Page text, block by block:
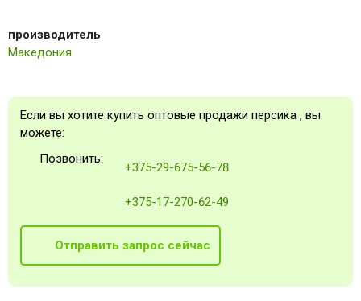
производитель
Македония
Если вы хотите купить оптовые продажи персика , вы
можете:
Позвонить:
+375-29-675-56-78
+375-17-270-62-49
Отправить запрос сейчас